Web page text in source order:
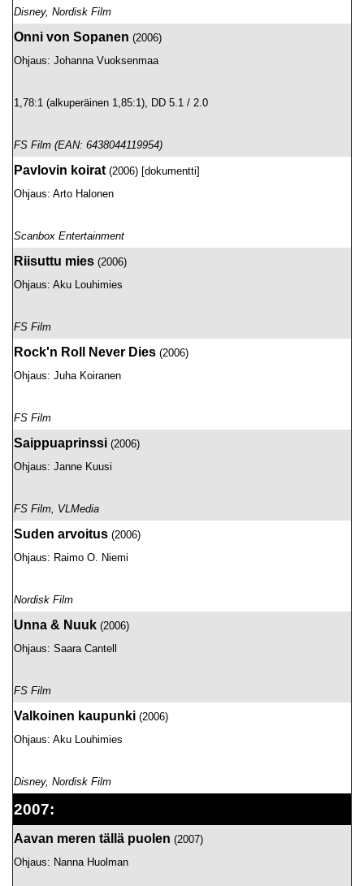
Disney, Nordisk Film
Onni von Sopanen (2006)
Ohjaus: Johanna Vuoksenmaa
1,78:1 (alkuperäinen 1,85:1), DD 5.1 / 2.0
FS Film (EAN: 6438044119954)
Pavlovin koirat(2006) [dokumentti]
Ohjaus: Arto Halonen
Scanbox Entertainment
Riisuttu mies (2006)
Ohjaus: Aku Louhimies
FS Film
Rock'n Roll Never Dies (2006)
Ohjaus: Juha Koiranen
FS Film
Saippuaprinssi (2006)
Ohjaus: Janne Kuusi
FS Film, VLMedia
Suden arvoitus (2006)
Ohjaus: Raimo O. Niemi
Nordisk Film
Unna & Nuuk (2006)
Ohjaus: Saara Cantell
FS Film
Valkoinen kaupunki (2006)
Ohjaus: Aku Louhimies
Disney, Nordisk Film
2007:
Aavan meren tällä puolen (2007)
Ohjaus: Nanna Huolman